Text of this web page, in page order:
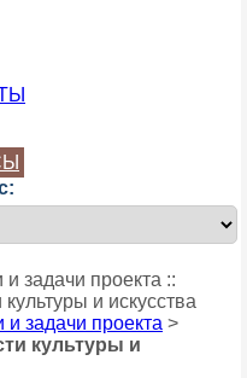
задачи проекта ::
и искусства
и задачи проекта >
культуры и